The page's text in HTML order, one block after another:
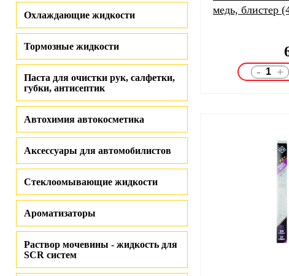
Охлаждающие жидкости
Тормозные жидкости
Паста для очистки рук, салфетки,
губки, антисептик
Автохимия автокосметика
Аксессуары для автомобилистов
Стеклоомывающие жидкости
Ароматизаторы
Раствор мочевины - жидкость для
SCR систем
медь, блистер
- +